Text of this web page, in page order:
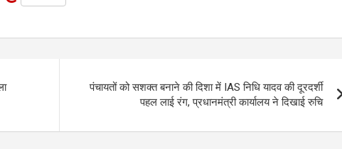
पंचायतों को सशक्त बनाने की दिशा में IAS निधि यादव की दूरदर्शी
पहल लाई रंग, प्रधानमंत्री कार्यालय ने दिखाई रुचि